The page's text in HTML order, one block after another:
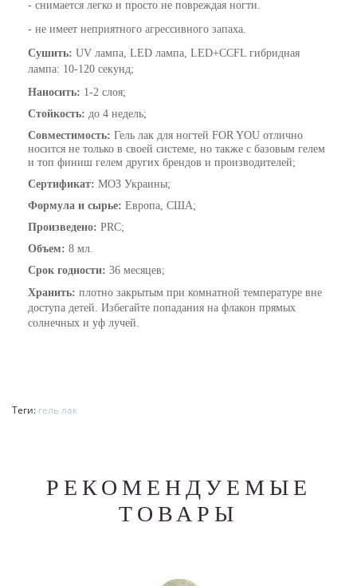
- снимается легко и просто не повреждая ногти.
- не имеет неприятного агрессивного запаха.
Сушить: UV лампа, LED лампа, LED+CCFL гибридная
лампа: 10-120 секунд;
Наносить: 1-2 слоя;
Стойкость: до 4 недель;
Совместимость: Гель лак для ногтей FOR YOU отлично
носится не только в своей системе, но также с базовым гелем
и топ финиш гелем других брендов и производителей;
Сертификат: МОЗ Украины;
Формула и сырье: Европа, США;
Произведено: PRC;
Объем: 8 мл.
Срок годности: 36 месяцев;
Хранить: плотно закрытым при комнатной температуре вне
доступа детей. Избегайте попадания на флакон прямых
солнечных и уф лучей.
Теги: гель лак
РЕКОМЕНДУЕМЫЕ
ТОВАРЫ